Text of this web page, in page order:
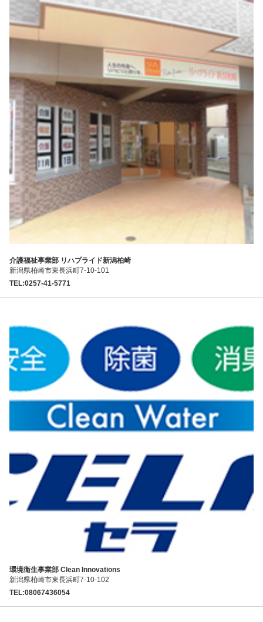
介護福祉事業部 リハプライド新潟柏崎
新潟県柏崎市東長浜町7-10-101
TEL:0257-41-5771
環境衛生事業部 Clean Innovations
新潟県柏崎市東長浜町7-10-102
TEL:08067436054